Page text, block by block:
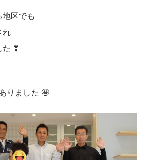
区でも
れ
た ❣
りました 🤩